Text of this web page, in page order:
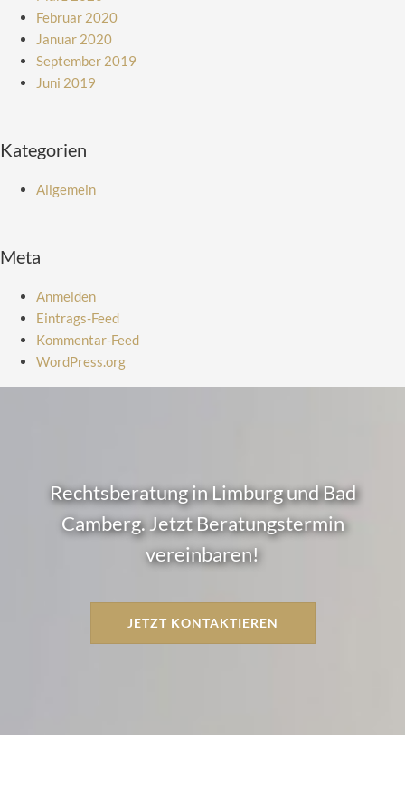
Februar 2020
Januar 2020
September 2019
Juni 2019
Kategorien
Allgemein
Meta
Anmelden
Eintrags-Feed
Kommentar-Feed
WordPress.org
Rechtsberatung in Limburg und Bad
Camberg. Jetzt Beratungstermin
vereinbaren!
JETZT KONTAKTIEREN